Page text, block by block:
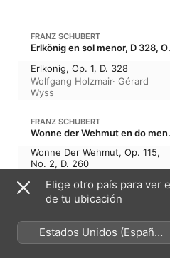
FRANZ SCHUBERT
Erlkönig
Erlkonig, Op. 1, D. 328
Wolfgang Holzmair· Gérard
Wyss
FRANZ SCHUBERT
Wonne der
Wonne Der Wehmut, Op. 115,
No. 2, D. 260
Wyss
An Den Mond, D 259
Elige otro país para ver
de tu ubicación
Estados Unidos (Español
México)